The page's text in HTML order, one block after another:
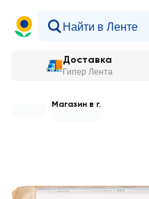
Доставка
Гипер Лента
Магазин в г.